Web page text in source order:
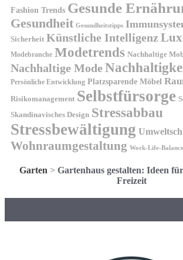
Fashion Trends Gesunde
Gesundheit Gesundheitstipps
Sicherheit Künstliche Intelligenz
Modebranche Modetrends Nachhaltige
Nachhaltige Mode
Persönliche Entwicklung Platzsparende Möbel
Risikomanagement Selbstfürsorge
Skandinavisches Design Stressabbau
Stressbewältigung
Wohnraumgestaltung Work-Life-Balance
Garten > Gartenhaus gestalten: Ideen
Freizeit